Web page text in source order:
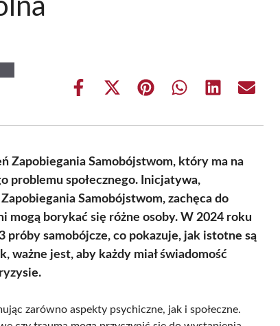
Share
Share
(Twitter)
Share Share Share Share
Zapobiegania Samobójstwom, który ma na
problemu społecznego. Inicjatywa,
Samobójstwom, zachęca do
borykać się różne osoby. W 2024 roku
próby samobójcze, co pokazuje, jak istotne są
jest, aby każdy miał świadomość
zarówno aspekty psychiczne, jak i społeczne.